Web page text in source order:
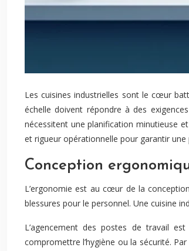
Les cuisines industrielles sont le cœur
échelle doivent répondre à des
nécessitent une planification minutieuse
et rigueur opérationnelle pour garantir
Conception
L’ergonomie est au cœur de la
blessures pour le personnel. Une cuisine
L’agencement des postes de travail
compromettre l’hygiène ou la sécurité.